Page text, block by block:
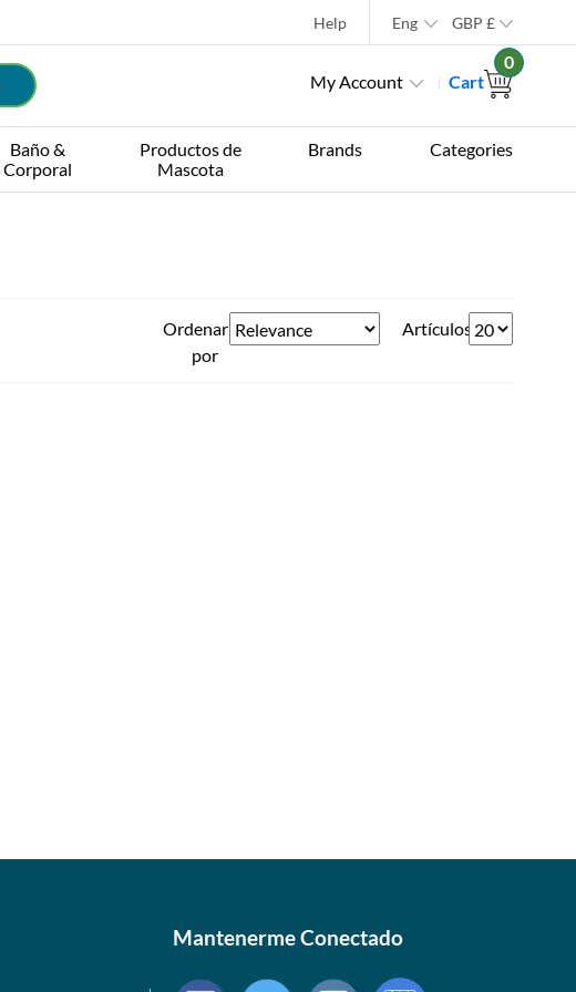
Help Eng GBP £
My Account Cart
0
Baño &
Corporal
Productos de
Mascota
Brands Categories
Ordenar
por
Artículos
Mantenerme Conectado